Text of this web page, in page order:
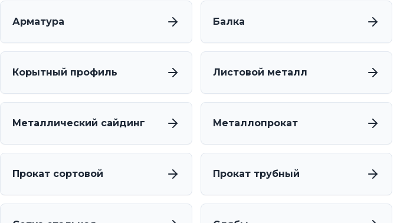
Арматура Балка
Корытный профиль Листовой металл
Металлический сайдинг Металлопрокат
Прокат сортовой Прокат трубный